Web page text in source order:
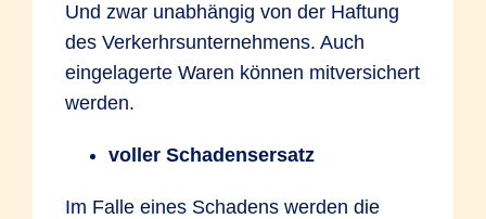
Und zwar unabhängig von der Haftung
des Verkerhrsunternehmens. Auch
eingelagerte Waren können mitversichert
werden.
voller Schadensersatz
Im Falle eines Schadens werden die